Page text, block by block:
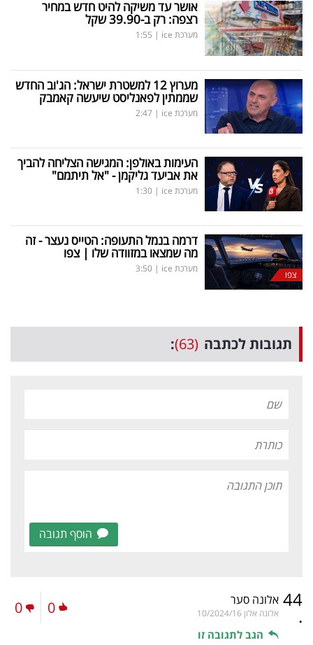
אושר עד משיקה להיט חדש במחיר
רצפה: רק ב-39.90 שקל
מערכת ice |
1:55
מערוץ 12 למשטרת ישראל: הג'וב החדש
שממתין לפאנליסט שיעשה קאמבק
מערכת ice |
2:47
העימות באולפן: המגישה הצליחה להביך
את אביעד גליקמן - "אל תיתמם"
מערכת ice |
1:30
צפו
דרמה בנמל התעופה: הטייס נעצר - זה
מה שמצאו במזוודה שלו | צפו
מערכת ice |
3:50
תגובות לכתבה (63)
:
הוסף תגובה
44
.
אלונה סער
אלונה אלון 10/2024/16
הגב לתגובה זו
0
0